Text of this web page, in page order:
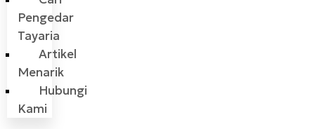
Pengedar
Tayaria
Artikel
Menarik
Hubungi
Kami